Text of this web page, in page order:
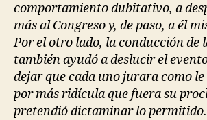
comportamiento dubitativo, a
más al Congreso y, de paso, a él
Por el otro lado, la conducción de
también ayudó a deslucir el
dejar que cada uno jurara como
por más ridícula que fuera su
pretendió dictaminar lo permitido.